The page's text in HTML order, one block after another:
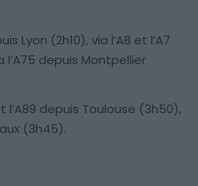
Lyon (2h10), via l’A8 et l’A7
l’A75 depuis Montpellier
l’A89 depuis Toulouse (3h50),
(3h45).